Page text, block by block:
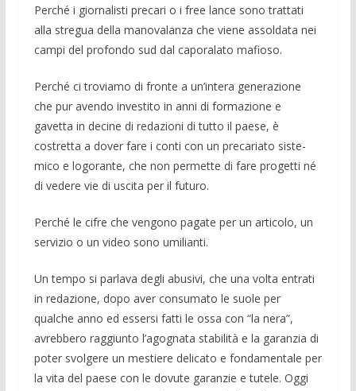
Perché i giornalisti precari o i free lan­ce sono trattati
alla stregua della mano­valanza che viene assoldata nei
campi del profondo sud dal caporalato mafioso.
Perché ci troviamo di fronte a un’intera generazione
che pur avendo investito in anni di formazione e
gavetta in decine di redazioni di tutto il paese, è
costretta a dover fare i conti con un precariato siste­
mico e logorante, che non permette di fare progetti né
di vedere vie di uscita per il futuro.
Perché le cifre che vengono pagate per un articolo, un
servizio o un video sono umilianti.
Un tempo si parlava degli abusivi, che una volta entrati
in redazione, dopo aver consumato le suole per
qualche anno ed essersi fatti le ossa con “la nera”,
avreb­bero raggiunto l’agognata stabilità e la garanzia di
poter svolgere un mestiere delicato e fondamentale per
la vita del paese con le dovute garanzie e tutele. Oggi